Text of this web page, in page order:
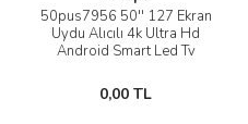
50pus7956 50'' 127 Ekran
Uydu Alıcılı 4k Ultra Hd
Android Smart Led Tv
0,00 TL